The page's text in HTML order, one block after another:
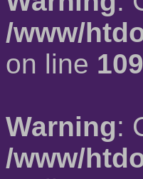
/www/
on line 109
Warning:
/www/